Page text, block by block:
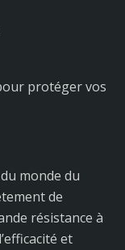
protéger vos
monde du
de
résistance à
et